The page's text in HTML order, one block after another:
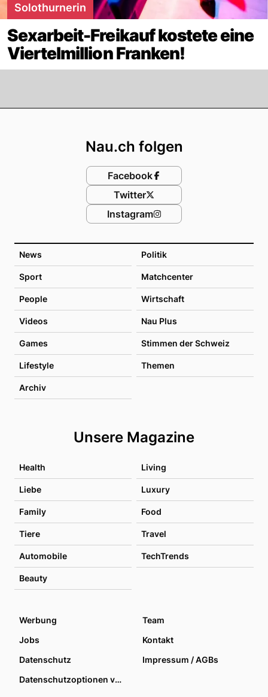
Solothurnerin
Sexarbeit-Freikauf kostete eine
Viertelmillion Franken!
News Politik
Sport Matchcenter
People Wirtschaft
Videos Nau Plus
Games Stimmen der Schweiz
Lifestyle Themen
Archiv
Unsere Magazine
Health Living
Liebe Luxury
Family Food
Tiere Travel
Automobile TechTrends
Beauty
Nau.ch folgen
Facebook
Twitter
Instagram
Werbung
Team
Jobs
Kontakt
Datenschutz
Impressum / AGBs
Datenschutzoptionen verwalten